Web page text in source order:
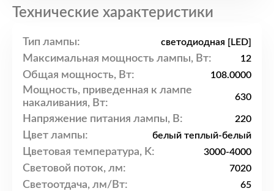
Технические характеристики
Тип лампы: светодиодная [LED]
Максимальная мощность лампы, Вт: 12
Общая мощность, Вт: 108.0000
Мощность, приведенная к лампе
накаливания, Вт:
630
Напряжение питания лампы, В: 220
Цвет лампы: белый теплый-белый
Цветовая температура, K: 3000-4000
Световой поток, лм: 7020
Светоотдача, лм/Вт: 65